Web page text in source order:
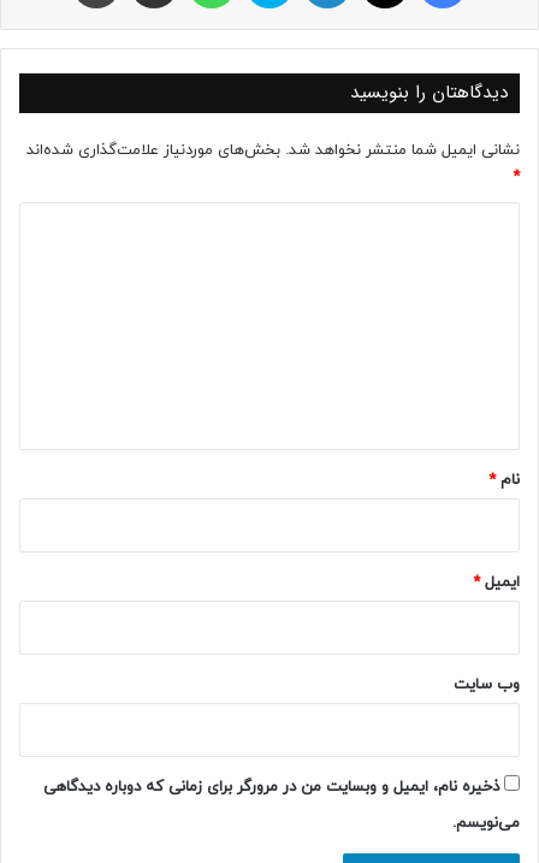
دیدگاهتان را بنویسید
نشانی ایمیل شما منتشر نخواهد شد. بخش‌های موردنیاز علامت‌گذاری شده‌اند
*
نام*
ایمیل*
وب‌ سایت
ذخیره نام، ایمیل و وبسایت من در مرورگر برای زمانی که دوباره دیدگاهی
می‌نویسم.